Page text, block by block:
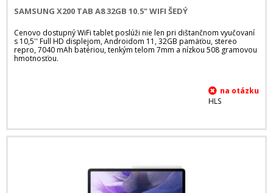
SAMSUNG X200 TAB A8 32GB 10.5" WIFI ŠEDÝ
Cenovo dostupný WiFi tablet poslúži nie len pri dištančnom vyučovaní
s 10,5'' Full HD displejom, Androidom 11, 32GB pamäťou, stereo
repro, 7040 mAh batériou, tenkým telom 7mm a nízkou 508 gramovou
hmotnosťou.
HLS